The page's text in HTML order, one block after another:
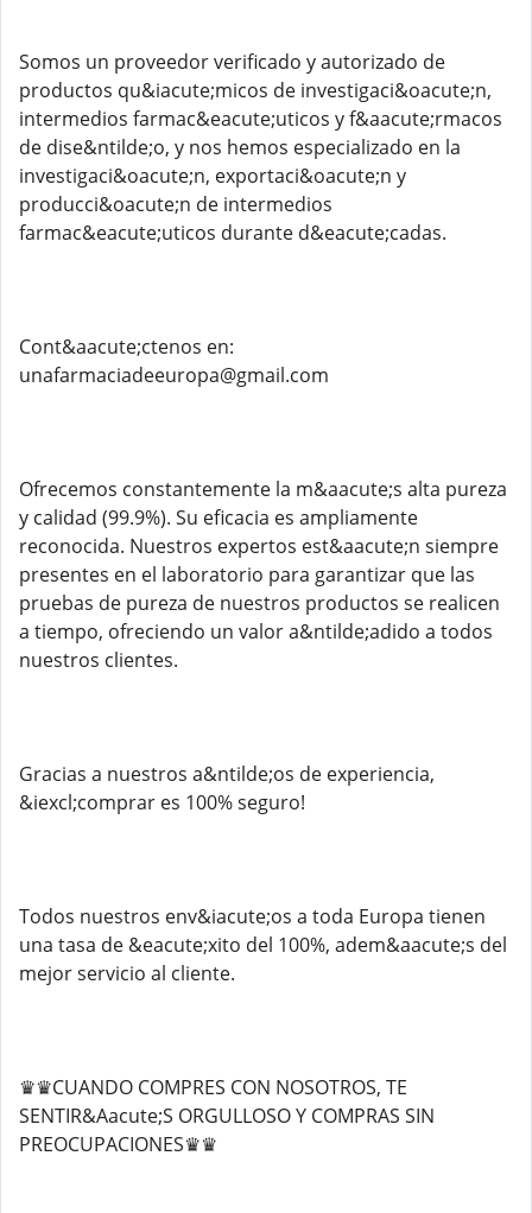
Somos un proveedor verificado y autorizado de
productos qu&iacute;micos de investigaci&oacute;n,
intermedios farmac&eacute;uticos y f&aacute;rmacos
de dise&ntilde;o, y nos hemos especializado en la
investigaci&oacute;n, exportaci&oacute;n y
producci&oacute;n de intermedios
farmac&eacute;uticos durante d&eacute;cadas.
Cont&aacute;ctenos en:
unafarmaciadeeuropa@gmail.com
Ofrecemos constantemente la m&aacute;s alta pureza
y calidad (99.9%). Su eficacia es ampliamente
reconocida. Nuestros expertos est&aacute;n siempre
presentes en el laboratorio para garantizar que las
pruebas de pureza de nuestros productos se realicen
a tiempo, ofreciendo un valor a&ntilde;adido a todos
nuestros clientes.
Gracias a nuestros a&ntilde;os de experiencia,
&iexcl;comprar es 100% seguro!
Todos nuestros env&iacute;os a toda Europa tienen
una tasa de &eacute;xito del 100%, adem&aacute;s del
mejor servicio al cliente.
♛♛CUANDO COMPRES CON NOSOTROS, TE
SENTIR&Aacute;S ORGULLOSO Y COMPRAS SIN
PREOCUPACIONES♛♛